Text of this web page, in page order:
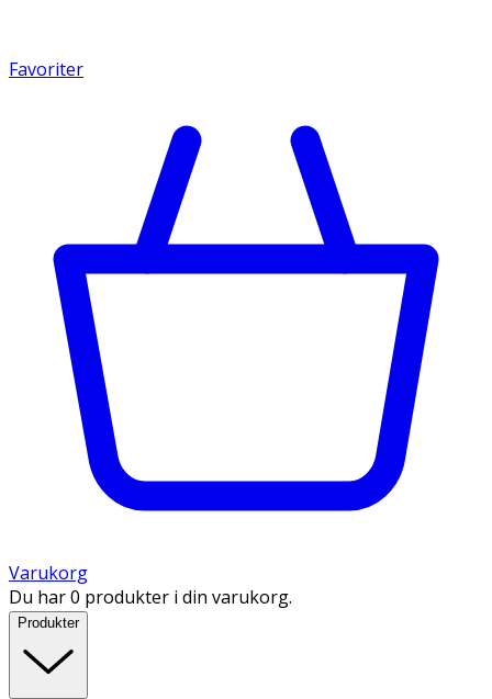
Favoriter
Varukorg
Du har 0 produkter i din varukorg.
Produkter